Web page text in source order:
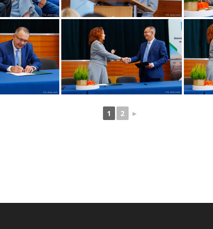
1 2 ►